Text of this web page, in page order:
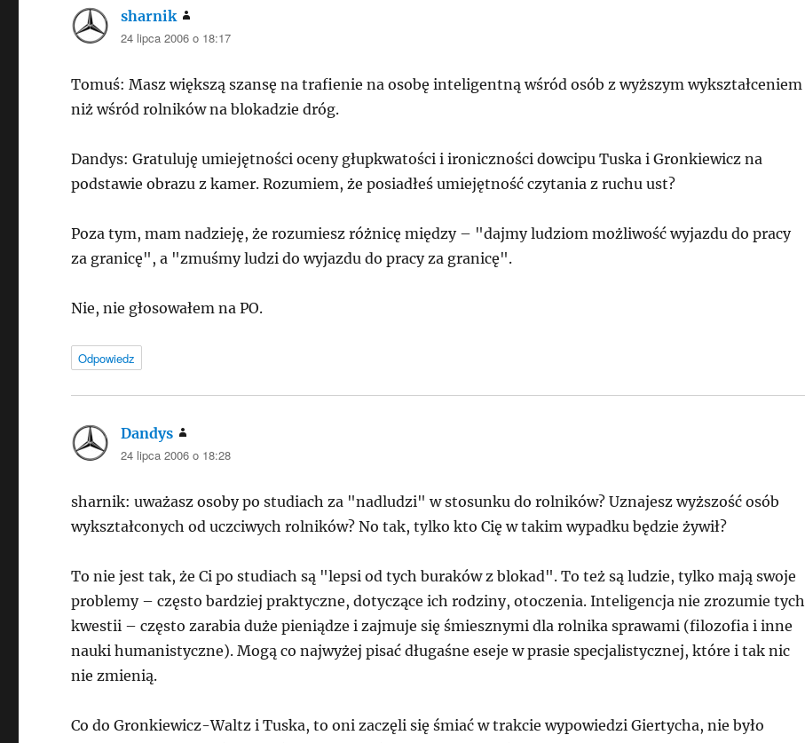
sharnik
24 lipca 2006 o 18:17
Tomuś: Masz większą szansę na trafienie na osobę inteligentną wśród osób z wyższym wykształceniem
niż wśród rolników na blokadzie dróg.
Dandys: Gratuluję umiejętności oceny głupkwatości i ironiczności dowcipu Tuska i Gronkiewicz na
podstawie obrazu z kamer. Rozumiem, że posiadłeś umiejętność czytania z ruchu ust?
Poza tym, mam nadzieję, że rozumiesz różnicę między – "dajmy ludziom możliwość wyjazdu do pracy
za granicę", a "zmuśmy ludzi do wyjazdu do pracy za granicę".
Nie, nie głosowałem na PO.
Odpowiedz
Dandys
24 lipca 2006 o 18:28
sharnik: uważasz osoby po studiach za "nadludzi" w stosunku do rolników? Uznajesz wyższość osób
wykształconych od uczciwych rolników? No tak, tylko kto Cię w takim wypadku będzie żywił?
To nie jest tak, że Ci po studiach są "lepsi od tych buraków z blokad". To też są ludzie, tylko mają swoje
problemy – często bardziej praktyczne, dotyczące ich rodziny, otoczenia. Inteligencja nie zrozumie tych
kwestii – często zarabia duże pieniądze i zajmuje się śmiesznymi dla rolnika sprawami (filozofia i inne
nauki humanistyczne). Mogą co najwyżej pisać długaśne eseje w prasie specjalistycznej, które i tak nic
nie zmienią.
Co do Gronkiewicz-Waltz i Tuska, to oni zaczęli się śmiać w trakcie wypowiedzi Giertycha, nie było